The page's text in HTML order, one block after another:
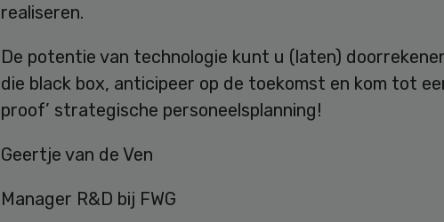
realiseren.
De potentie van technologie kunt u (laten)
die black box, anticipeer op de toekomst en kom tot
proof’ strategische personeelsplanning!
Geertje van de Ven
Manager R&D bij FWG